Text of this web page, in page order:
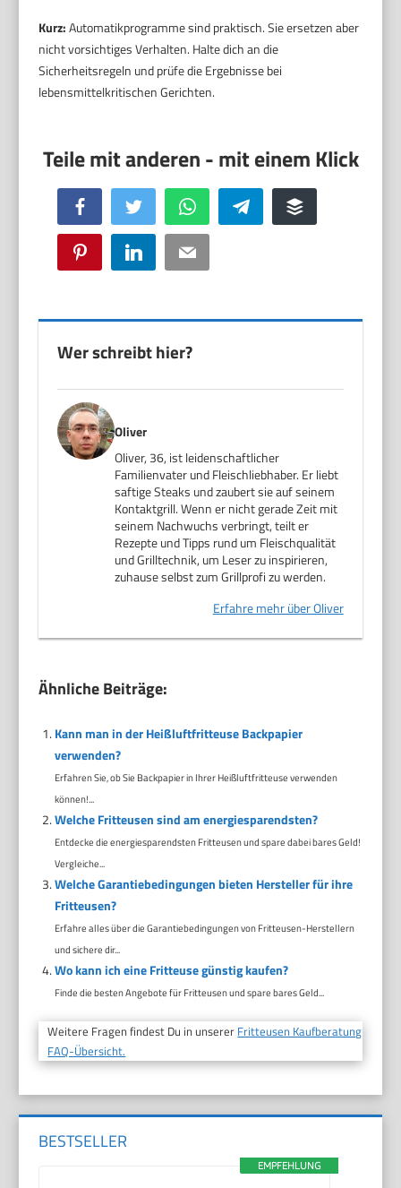
Kurz:Automatikprogramme sind praktisch. Sie ersetzen aber
nicht vorsichtiges Verhalten. Halte dich an die
Sicherheitsregeln und prüfe die Ergebnisse bei
lebensmittelkritischen Gerichten.
Facebook Twitter WhatsApp Telegram Buffer
Pinterest LinkedIn Email
Wer schreibt hier?
Oliver
Oliver, 36, ist leidenschaftlicher
Familienvater und Fleischliebhaber. Er liebt
saftige Steaks und zaubert sie auf seinem
Kontaktgrill. Wenn er nicht gerade Zeit mit
seinem Nachwuchs verbringt, teilt er
Rezepte und Tipps rund um Fleischqualität
und Grilltechnik, um Leser zu inspirieren,
zuhause selbst zum Grillprofi zu werden.
Erfahre mehr über Oliver
Ähnliche Beiträge:
Kann man in der Heißluftfritteuse Backpapier
verwenden?
Erfahren Sie, ob Sie Backpapier in Ihrer Heißluftfritteuse verwenden
können!...
Welche Fritteusen sind am energiesparendsten?
Entdecke die energiesparendsten Fritteusen und spare dabei bares Geld!
Vergleiche...
Welche Garantiebedingungen bieten Hersteller für ihre
Fritteusen?
Erfahre alles über die Garantiebedingungen von Fritteusen-Herstellern
und sichere dir...
Wo kann ich eine Fritteuse günstig kaufen?
Finde die besten Angebote für Fritteusen und spare bares Geld...
Weitere Fragen findest Du in unserer Fritteusen Kaufberatung
FAQ-Übersicht.
BESTSELLER
EMPFEHLUNG